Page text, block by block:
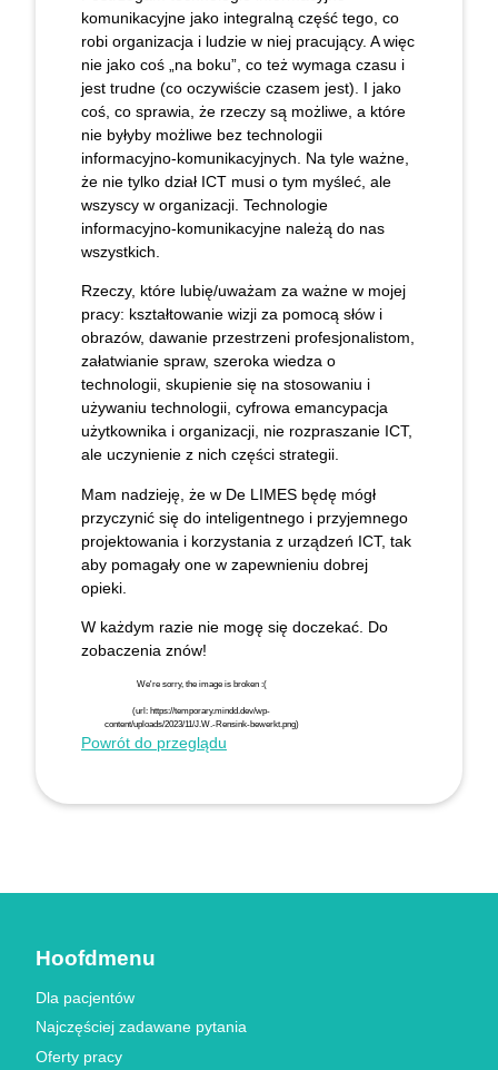
komunikacyjne jako integralną część tego, co
robi organizacja i ludzie w niej pracujący. A więc
nie jako coś „na boku”, co też wymaga czasu i
jest trudne (co oczywiście czasem jest). I jako
coś, co sprawia, że rzeczy są możliwe, a które
nie byłyby możliwe bez technologii
informacyjno-komunikacyjnych. Na tyle ważne,
że nie tylko dział ICT musi o tym myśleć, ale
wszyscy w organizacji. Technologie
informacyjno-komunikacyjne należą do nas
wszystkich.
Rzeczy, które lubię/uważam za ważne w mojej
pracy: kształtowanie wizji za pomocą słów i
obrazów, dawanie przestrzeni profesjonalistom,
załatwianie spraw, szeroka wiedza o
technologii, skupienie się na stosowaniu i
używaniu technologii, cyfrowa emancypacja
użytkownika i organizacji, nie rozpraszanie ICT,
ale uczynienie z nich części strategii.
Mam nadzieję, że w De LIMES będę mógł
przyczynić się do inteligentnego i przyjemnego
projektowania i korzystania z urządzeń ICT, tak
aby pomagały one w zapewnieniu dobrej
opieki.
W każdym razie nie mogę się doczekać. Do
zobaczenia znów!
Powrót do przeglądu
Hoofdmenu
Dla pacjentów
Najczęściej zadawane pytania
Oferty pracy